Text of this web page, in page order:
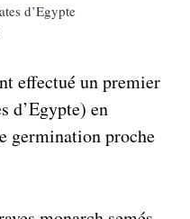
d’Egypte
effectué un premier
d’Egypte) en
germination proche